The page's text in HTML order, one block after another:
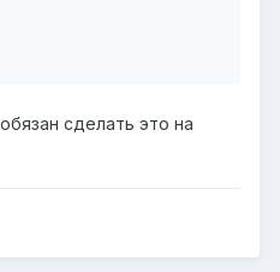
сделать это на